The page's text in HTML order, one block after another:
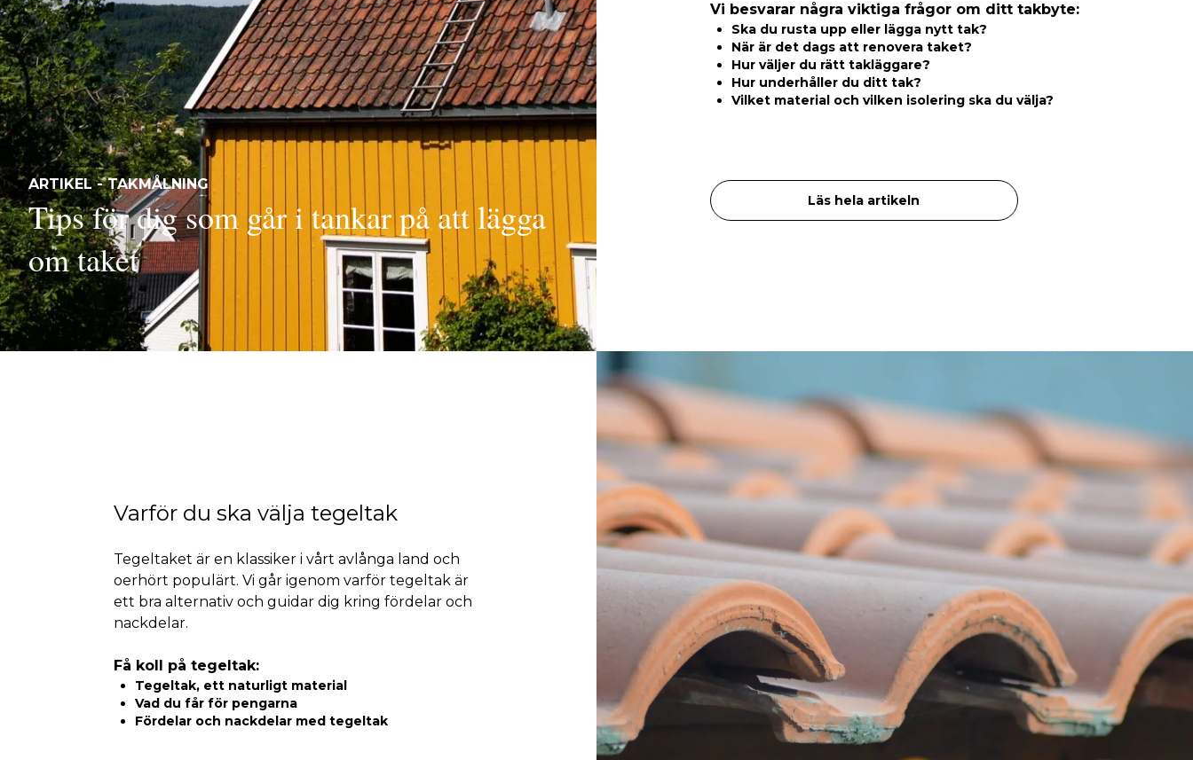
Vi besvarar några viktiga frågor om ditt takbyte:
Ska du rusta upp eller lägga nytt tak?
När är det dags att renovera taket?
Hur väljer du rätt takläggare?
Hur underhåller du ditt tak?
Vilket material och vilken isolering ska du välja?
Läs hela artikeln
ARTIKEL - TAKMÅLNING
Tips för dig som går i tankar på att lägga
om taket
Varför du ska välja tegeltak
Tegeltaket är en klassiker i vårt avlånga land och
oerhört populärt. Vi går igenom varför tegeltak är
ett bra alternativ och guidar dig kring fördelar och
nackdelar.
Få koll på tegeltak:
Tegeltak, ett naturligt material
Vad du får för pengarna
Fördelar och nackdelar med tegeltak